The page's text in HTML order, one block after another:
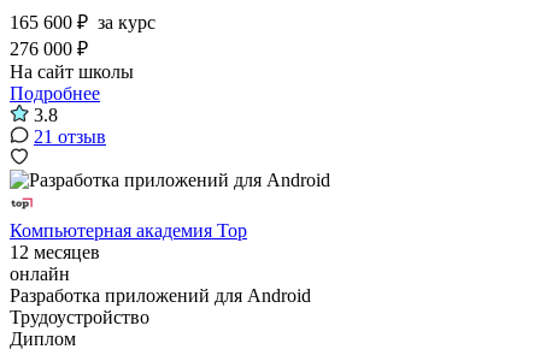
165 600 ₽ за курс
276 000 ₽
На сайт школы
Подробнее
3.8
21 отзыв
Компьютерная академия Top
12 месяцев
онлайн
Разработка приложений для Android
Трудоустройство
Диплом